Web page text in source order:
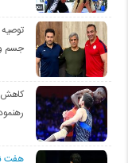
جسم
کاهش
هفت